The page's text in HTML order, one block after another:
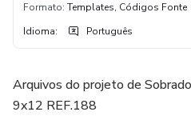
Formato: Templates, Códigos Fonte
Idioma: Português
Arquivos do projeto de
9x12 REF.188